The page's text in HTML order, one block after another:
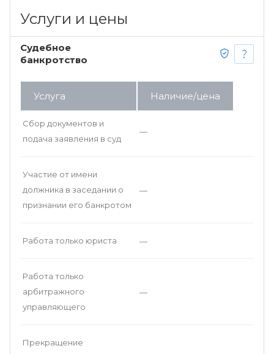
Услуги и цены
Судебное
банкротство
Услуга Наличие/цена
Сбор документов и
подача заявления в суд
—
Участие от имени
должника в заседании о
признании его банкротом
—
Работа только юриста —
Работа только
арбитражного
управляющего
—
Прекращение